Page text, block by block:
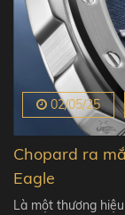
02/05/25
Chopard ra
Eagle
Là một thương